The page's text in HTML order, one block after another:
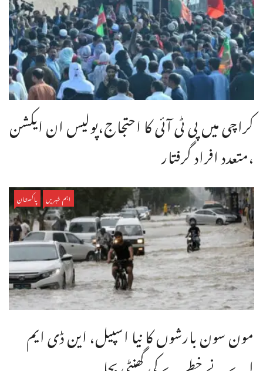
کراچی میں پی ٹی آئی کا احتجاج،پولیس ان ایکشن
،متعدد افراد گرفتار
اہم خبریں پاکستان
مون سون بارشوں کا نیا اسپیل، این ڈی ایم